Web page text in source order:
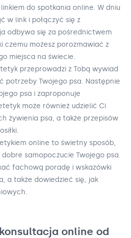
do spotkania online. W dniu
w link i połączyć się z
odbywa się za pośrednictwem
czemu możesz porozmawiać z
miejsca na świecie.
przeprowadzi z Tobą wywiad
potrzeby Twojego psa. Następnie
psa i zaproponuje
może również udzielić Ci
żywienia psa, a także przepisów
online to świetny sposób,
samopoczucie Twojego psa.
fachową poradę i wskazówki
a także dowiedzieć się, jak
online od